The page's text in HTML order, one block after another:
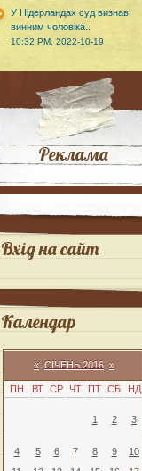
У Нідерландах суд визнав
винним чоловіка..
10:32 PM, 2022-10-19
Реклама
Вхід на сайт
Календар
« СІЧЕНЬ 2016 »
ПН ВТ СР ЧТ ПТ СБ НД
1 2 3
4 5 6 7 8 9
10